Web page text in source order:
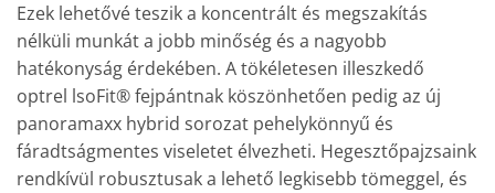
Ezek lehetővé teszik a koncentrált és megszakítás
nélküli munkát a jobb minőség és a nagyobb
hatékonyság érdekében. A tökéletesen illeszkedő
optrel lsoFit® fejpántnak köszönhetően pedig az új
panoramaxx hybrid sorozat pehelykönnyű és
fáradtságmentes viseletet élvezheti. Hegesztőpajzsaink
rendkívül robusztusak a lehető legkisebb tömeggel, és